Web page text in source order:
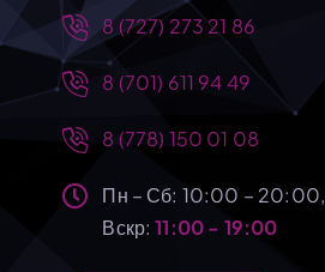
з
а
п
8 (727) 273 21 86
8 (701) 611 94 49
8 (778) 150 01 08
Пн – Сб: 10:00 – 20:00,
Вскр:11:00 - 19:00